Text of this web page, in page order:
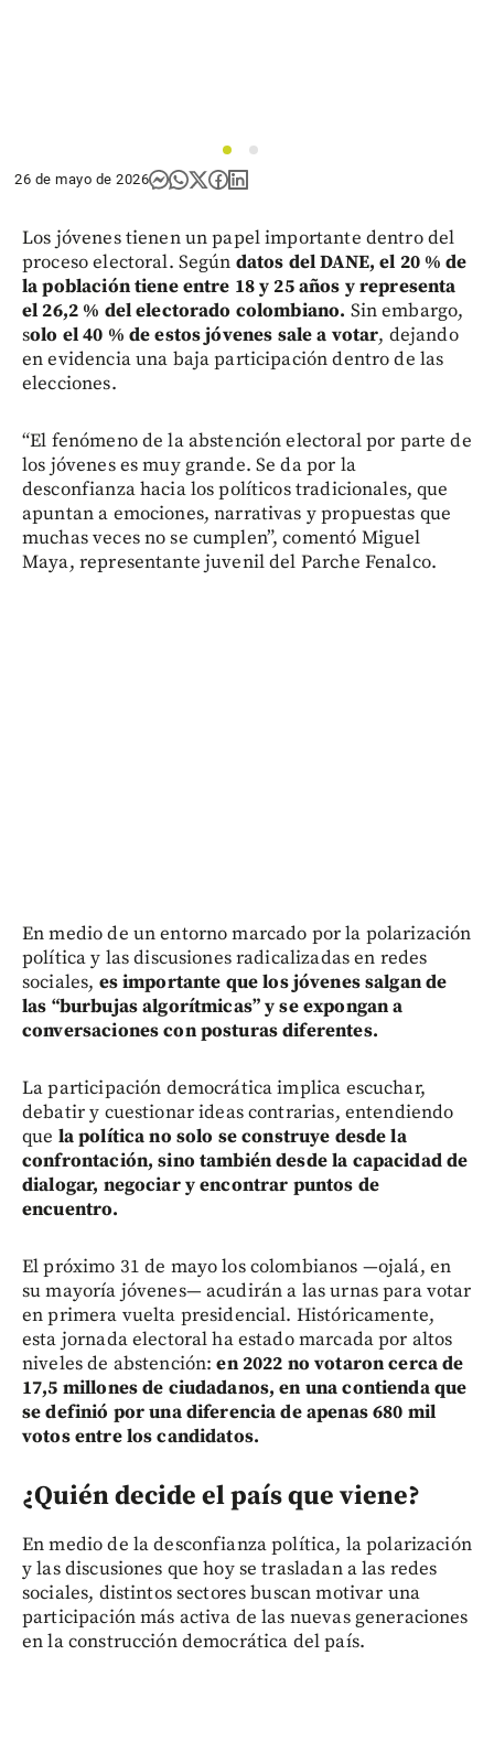
1
2
26 de mayo de 2026
Los jóvenes tienen un papel importante dentro del
proceso electoral. Según datos del DANE, el 20 % de
la población tiene entre 18 y 25 años y representa
el 26,2 % del electorado colombiano. Sin embargo,
solo el 40 % de estos jóvenes sale a votar, dejando
en evidencia una baja participación dentro de las
elecciones.
“El fenómeno de la abstención electoral por parte de
los jóvenes es muy grande. Se da por la
desconfianza hacia los políticos tradicionales, que
apuntan a emociones, narrativas y propuestas que
muchas veces no se cumplen”, comentó Miguel
Maya, representante juvenil del Parche Fenalco.
En medio de un entorno marcado por la polarización
política y las discusiones radicalizadas en redes
sociales, es importante que los jóvenes salgan de
las “burbujas algorítmicas” y se expongan a
conversaciones con posturas diferentes.
La participación democrática implica escuchar,
debatir y cuestionar ideas contrarias, entendiendo
que la política no solo se construye desde la
confrontación, sino también desde la capacidad de
dialogar, negociar y encontrar puntos de
encuentro.
El próximo 31 de mayo los colombianos —ojalá, en
su mayoría jóvenes— acudirán a las urnas para votar
en primera vuelta presidencial. Históricamente,
esta jornada electoral ha estado marcada por altos
niveles de abstención:en 2022 no votaron cerca de
17,5 millones de ciudadanos, en una contienda que
se definió por una diferencia de apenas 680 mil
votos entre los candidatos.
¿Quién decide el país que viene?
En medio de la desconfianza política, la polarización
y las discusiones que hoy se trasladan a las redes
sociales, distintos sectores buscan motivar una
participación más activa de las nuevas generaciones
en la construcción democrática del país.